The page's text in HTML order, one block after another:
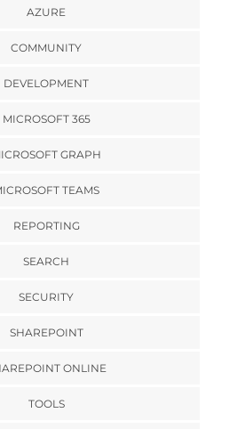
AZURE
COMMUNITY
DEVELOPMENT
MICROSOFT 365
GRAPH
TEAMS
REPORTING
SEARCH
SECURITY
SHAREPOINT
ONLINE
TOOLS